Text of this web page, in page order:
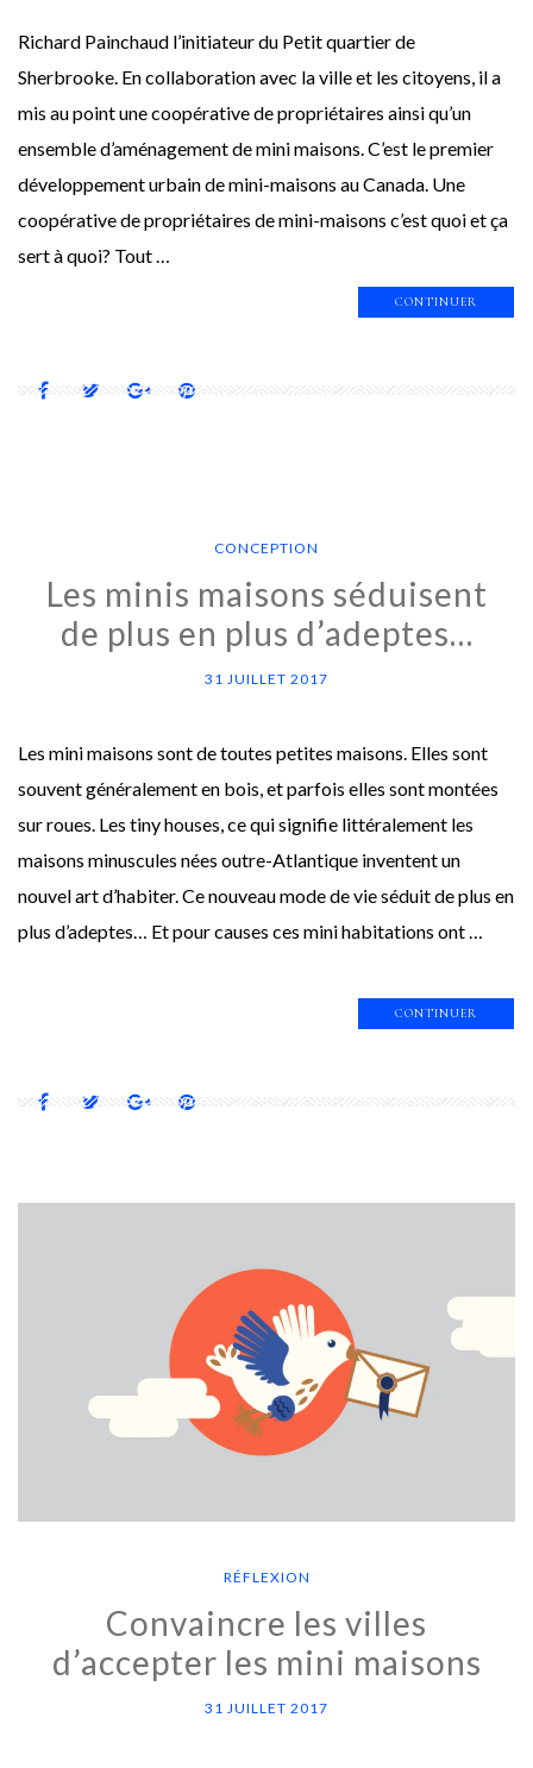
Richard Painchaud l’initiateur du Petit quartier de
Sherbrooke. En collaboration avec la ville et les citoyens, il a
mis au point une coopérative de propriétaires ainsi qu’un
ensemble d’aménagement de mini maisons. C’est le premier
développement urbain de mini-maisons au Canada. Une
coopérative de propriétaires de mini-maisons c’est quoi et ça
sert à quoi? Tout …
CONTINUER
CONCEPTION
Les minis maisons séduisent
de plus en plus d’adeptes…
31 JUILLET 2017
Les mini maisons sont de toutes petites maisons. Elles sont
souvent généralement en bois, et parfois elles sont montées
sur roues. Les tiny houses, ce qui signifie littéralement les
maisons minuscules nées outre-Atlantique inventent un
nouvel art d’habiter. Ce nouveau mode de vie séduit de plus en
plus d’adeptes… Et pour causes ces mini habitations ont …
CONTINUER
RÉFLEXION
Convaincre les villes
d’accepter les mini maisons
31 JUILLET 2017